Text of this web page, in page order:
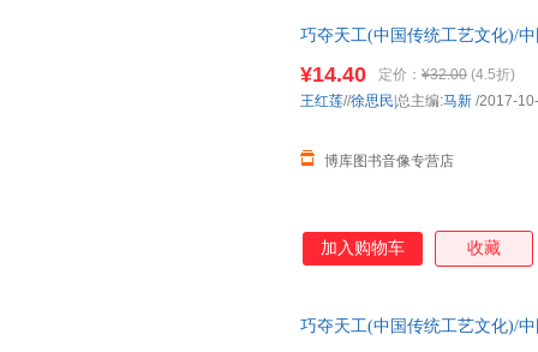
巧夺天工(中国传统工艺文化)/
¥14.40 定价： ¥32.00 (4.5折)
博库图书音像专营店
王红莲//徐思民| 总主编:马新 /2017-
加入购物车 收藏
巧夺天工(中国传统工艺文化)/